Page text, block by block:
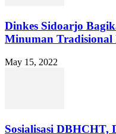
Dinkes Sidoarjo
Minuman Tradisional
May 15, 2022
Sosialisasi DBHCHT,